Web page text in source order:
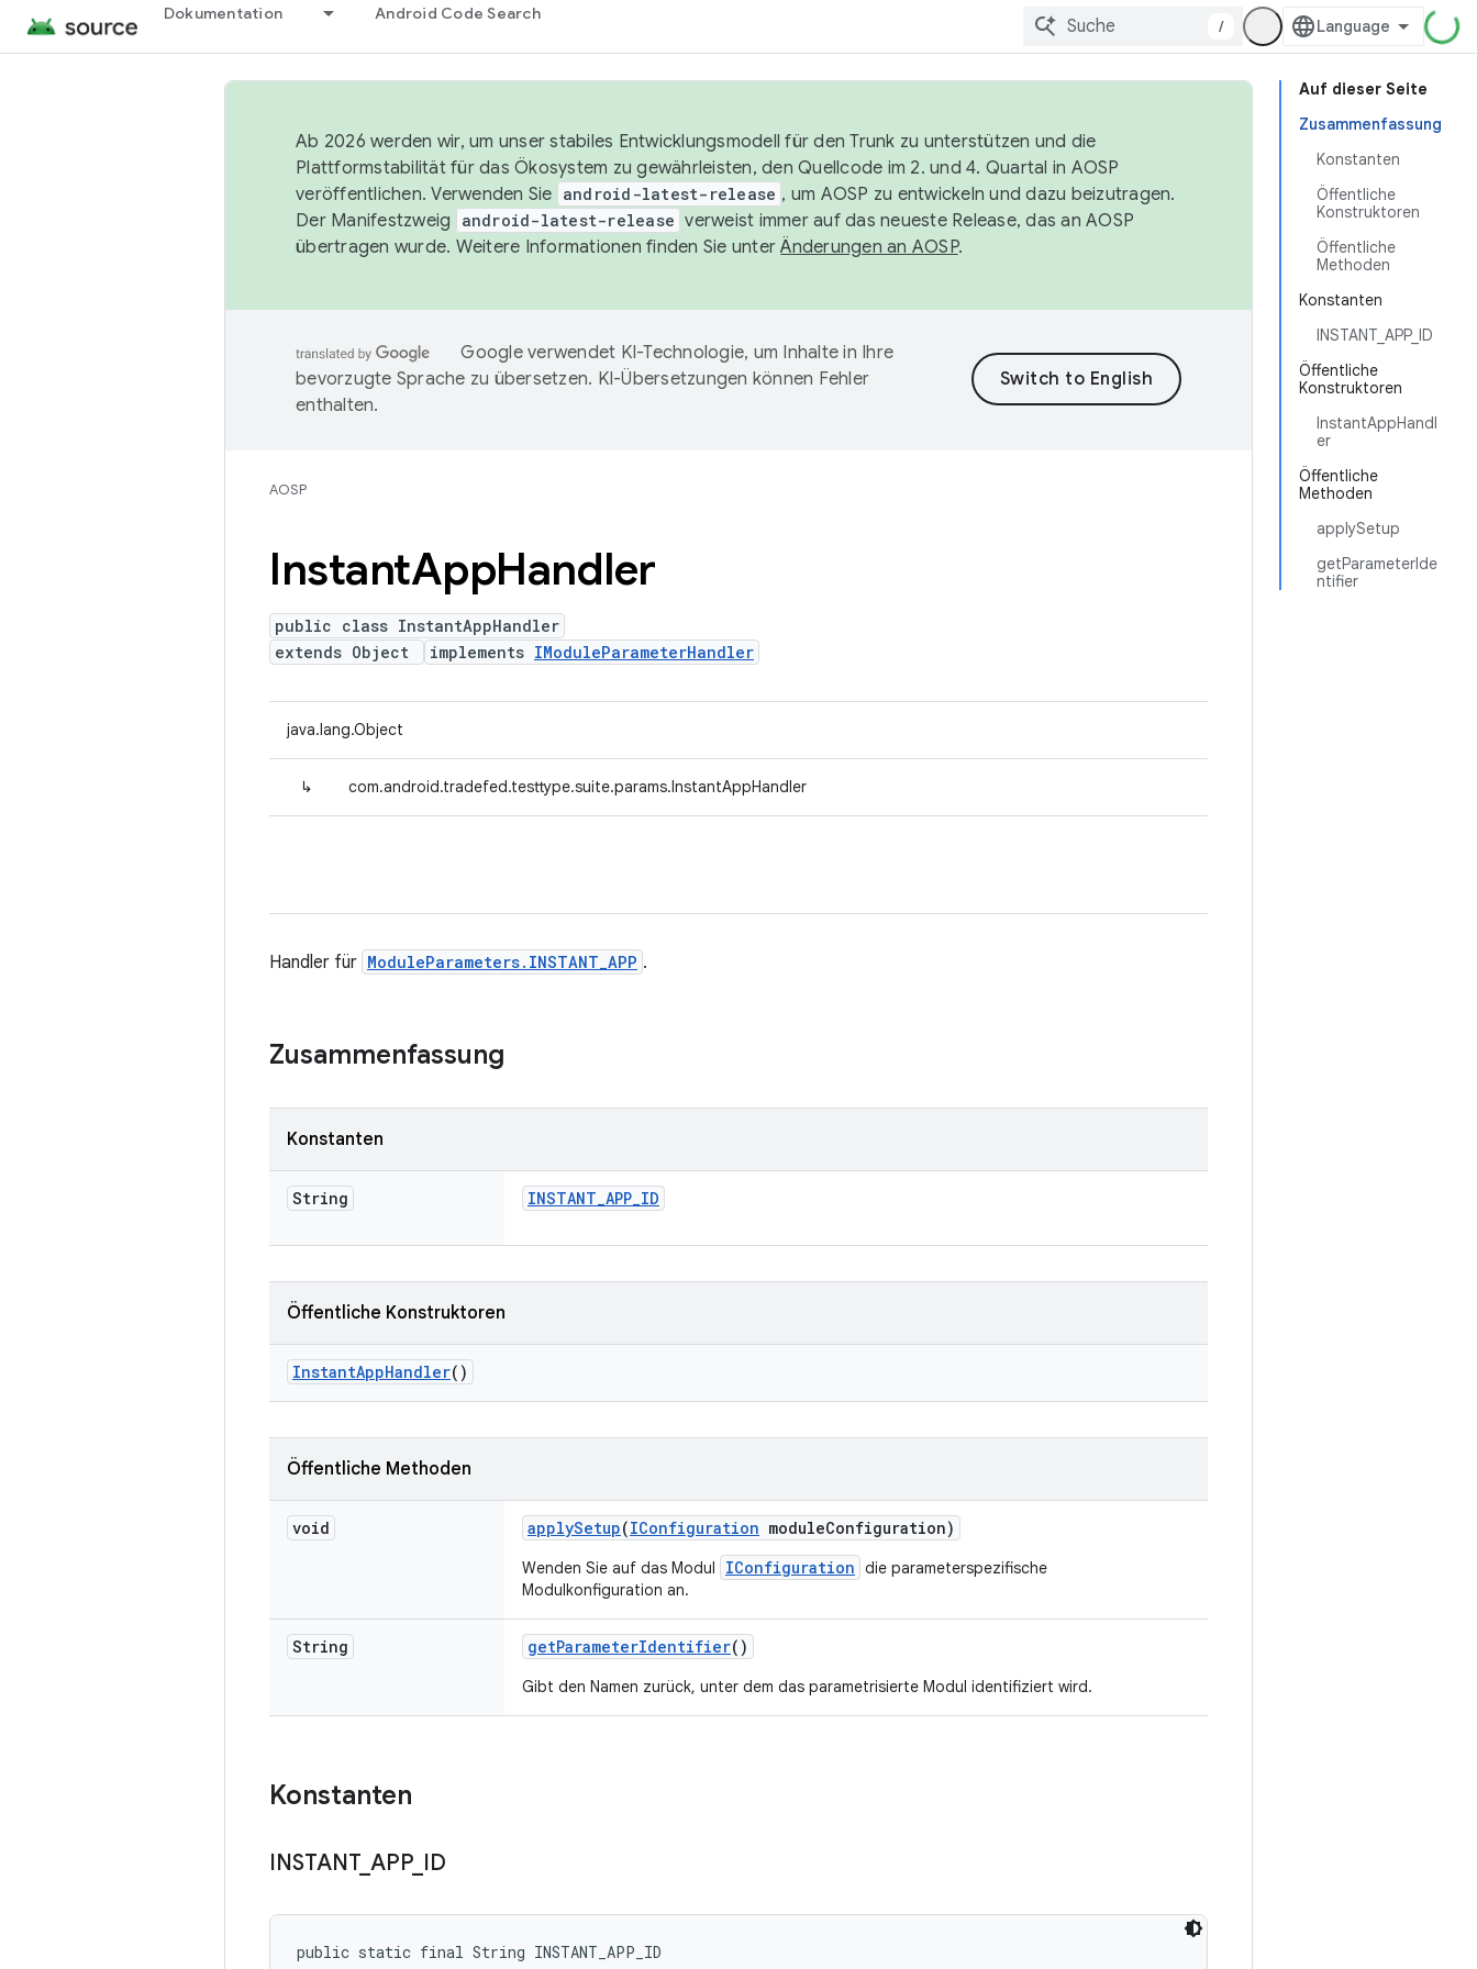
Dokumentation Android Code Search
/
Auf dieser Seite
Zusammenfassung
Konstanten
Öffentliche
Konstruktoren
Öffentliche
Methoden
Konstanten
INSTANT_APP_ID
Öffentliche
Konstruktoren
InstantAppHandl
er
Öffentliche
Methoden
applySetup
getParameterIde
ntifier
Ab 2026 werden wir, um unser stabiles Entwicklungsmodell für den Trunk zu unterstützen und die
Plattformstabilität für das Ökosystem zu gewährleisten, den Quellcode im 2. und 4. Quartal in AOSP
veröffentlichen. Verwenden Sie android-latest-release , um AOSP zu entwickeln und dazu beizutragen.
Der Manifestzweig
android-latest-release verweist immer auf das neueste Release, das an AOSP
übertragen wurde. Weitere Informationen finden Sie unterÄnderungen an AOSP.
Google verwendet KI-Technologie, um Inhalte in Ihre
bevorzugte Sprache zu übersetzen. KI-Übersetzungen können Fehler
enthalten.
AOSP
InstantAppHandler
public class InstantAppHandler
extends Object
implements IModuleParameterHandler
java.lang.Object
↳ com.android.tradefed.testtype.suite.params.InstantAppHandler
Handler für ModuleParameters.INSTANT_APP .
Zusammenfassung
Konstanten
String INSTANT_APP_ID
Öffentliche Konstruktoren
InstantAppHandler()
Öffentliche Methoden
void applySetup(IConfiguration moduleConfiguration)
Wenden Sie auf das Modul IConfiguration die parameterspezifische
Modulkonfiguration an.
String getParameterIdentifier()
Gibt den Namen zurück, unter dem das parametrisierte Modul identifiziert wird.
Konstanten
INSTANT_ APP_ ID
public static final String INSTANT_APP_ID